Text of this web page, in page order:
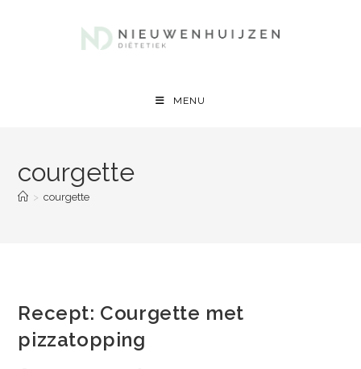
MENU
courgette
> courgette
Recept: Courgette met
pizzatopping